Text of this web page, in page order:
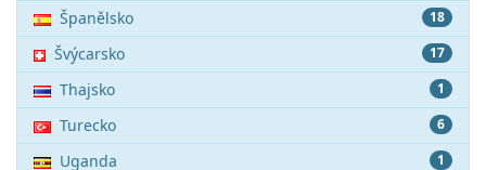
18
Španělsko
17
Švýcarsko
1
Thajsko
6
Turecko
1
Uganda